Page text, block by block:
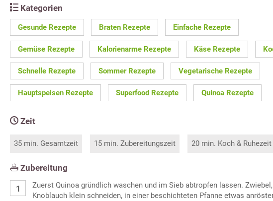
Kategorien
Gesunde Rezepte Braten Rezepte Einfache Rezepte
Gemüse Rezepte Kalorienarme Rezepte Käse Rezepte
Schnelle Rezepte Sommer Rezepte Vegetarische Rezepte
Hauptspeisen Rezepte Superfood Rezepte Quinoa Rezepte
Zeit
35 min. Gesamtzeit 15 min. Zubereitungszeit 20 min. Koch & Ruhezeit
Zubereitung
Zuerst Quinoa gründlich waschen und im Sieb abtropfen lassen.
Knoblauch klein schneiden, in einer beschichteten Pfanne etwas